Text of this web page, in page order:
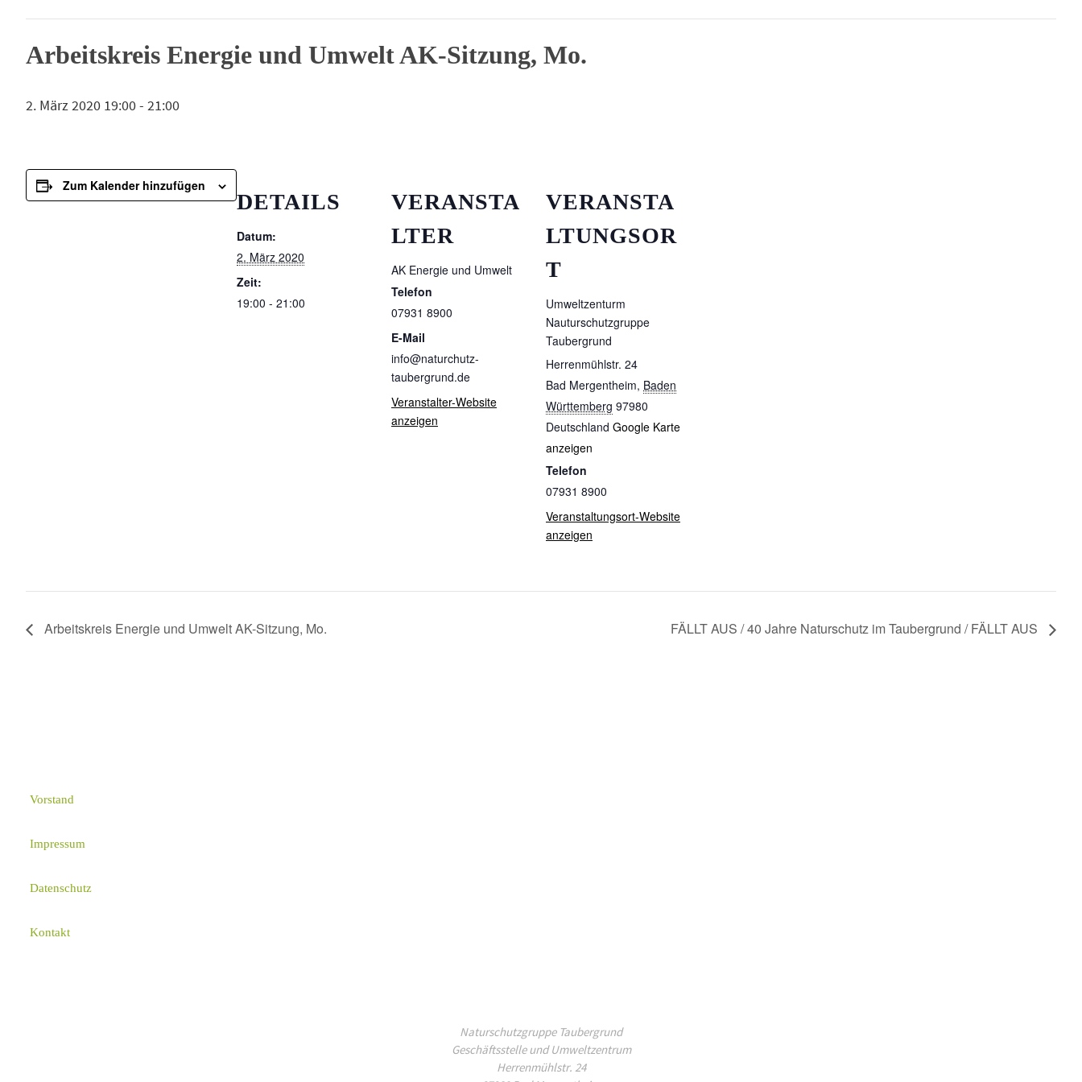
Arbeitskreis Energie und Umwelt AK-Sitzung, Mo.
2. März 2020 19:00- 21:00
Zum Kalender hinzufügen
DETAILS
Datum:
2. März 2020
Zeit:
19:00 - 21:00
VERANSTA
LTER
AK Energie und Umwelt
Telefon
07931 8900
E-Mail
info@naturchutz-
taubergrund.de
Veranstalter-Website
anzeigen
VERANSTA
LTUNGSOR
T
Umweltzenturm
Nauturschutzgruppe
Taubergrund
Herrenmühlstr. 24
Bad Mergentheim, Baden
Württemberg 97980
Deutschland Google Karte
anzeigen
Telefon
07931 8900
Veranstaltungsort-Website
anzeigen
Arbeitskreis Energie und Umwelt AK-Sitzung, Mo. FÄLLT AUS / 40 Jahre Naturschutz im Taubergrund / FÄLLT AUS
Vorstand
Impressum
Datenschutz
Kontakt
Naturschutzgruppe Taubergrund
Geschäftsstelle und Umweltzentrum
Herrenmühlstr. 24